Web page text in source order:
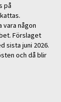
på
någon
Förslaget
sista juni 2026.
och då blir